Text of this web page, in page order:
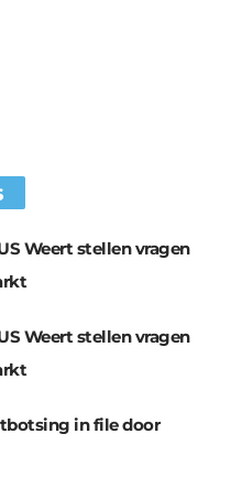
Weert stellen vragen
Weert stellen vragen
in file door